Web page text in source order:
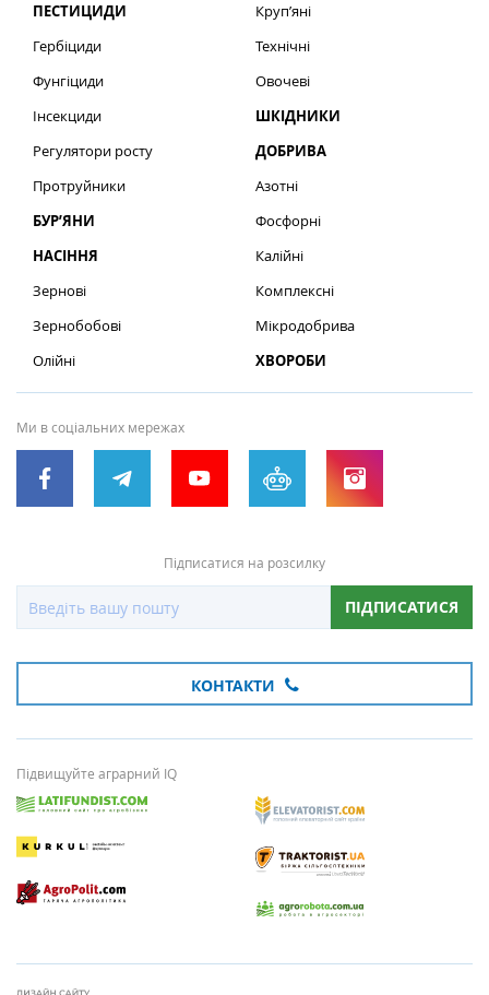
ПЕСТИЦИДИ
Гербіциди
Фунгіциди
Інсекциди
Регулятори росту
Протруйники
БУР’ЯНИ
НАСІННЯ
Зернові
Зернобобові
Олійні
Круп’яні
Технічні
Овочеві
ШКІДНИКИ
ДОБРИВА
Азотні
Фосфорні
Калійні
Комплексні
Мікродобрива
ХВОРОБИ
Ми в соціальних мережах
Підписатися на розсилку
ПІДПИСАТИСЯ
КОНТАКТИ
Підвищуйте аграрний IQ